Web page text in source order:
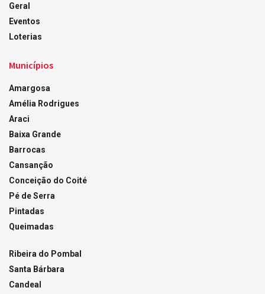
Geral
Eventos
Loterias
Municípios
Amargosa
Amélia Rodrigues
Araci
Baixa Grande
Barrocas
Cansanção
Conceição do Coité
Pé de Serra
Pintadas
Queimadas
Ribeira do Pombal
Santa Bárbara
Candeal